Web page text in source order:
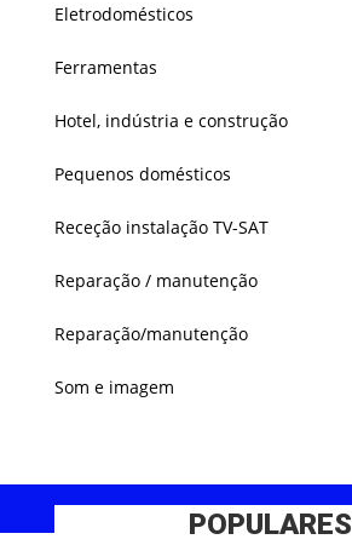
Eletrodomésticos
Ferramentas
Hotel, indústria e construção
Pequenos domésticos
Receção instalação TV-SAT
Reparação / manutenção
Reparação/manutenção
Som e imagem
POPULARES